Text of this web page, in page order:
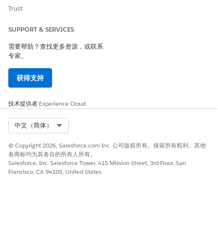
网络段建立的。
低风险
如果组织已经使用强大的密钥管理服务来保护私钥，并且对所有传
入的 JWT 签名的请求强制实施严格的 IP 允许列表。
业务和集成注意事项
这比简单的基于密码的身份验证增加了复杂性。
建议的补救措施
转到外部客户端应用程序的 OAuth 设置，上传有效的数字证书，并
选中复选框以打开 JWT 不记名流。
安全健康审查指导
Trust
SUPPORT & SERVICES
需要帮助？查找更多资源，或联系
专家。
获得支持
技术提供者 Experience Cloud
中文（简体）
© Copyright 2026, Salesforce.com Inc. 公司版权所有。保留所有权利。其他
各商标均为其各自的所有人所有。
Salesforce, Inc. Salesforce Tower, 415 Mission Street, 3rd Floor, San
Francisco, CA 94105, United States